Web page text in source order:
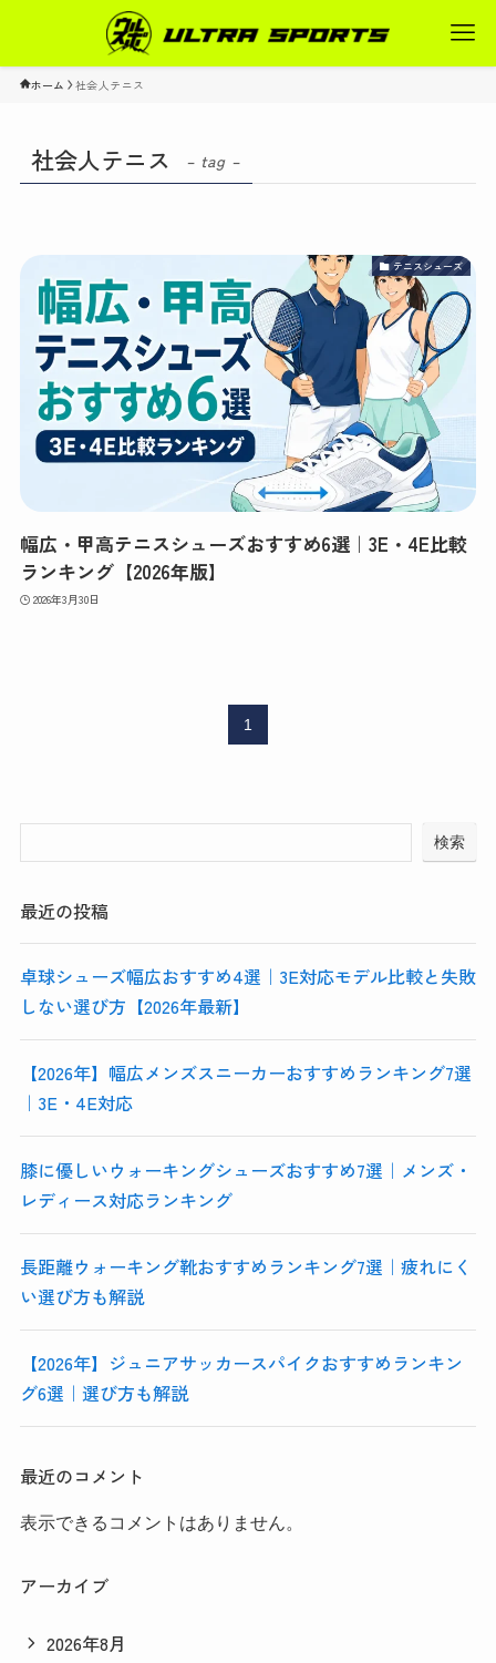
ホーム 社会人テニス
社会人テニス – tag –
テニスシューズ
幅広・甲高テニスシューズおすすめ6選｜3E・4E比較
ランキング【2026年版】
2026年3月30日
1
検索
最近の投稿
卓球シューズ幅広おすすめ4選｜3E対応モデル比較と失敗
しない選び方【2026年最新】
【2026年】幅広メンズスニーカーおすすめランキング7選
｜3E・4E対応
膝に優しいウォーキングシューズおすすめ7選｜メンズ・
レディース対応ランキング
長距離ウォーキング靴おすすめランキング7選｜疲れにく
い選び方も解説
【2026年】ジュニアサッカースパイクおすすめランキン
グ6選｜選び方も解説
最近のコメント
表示できるコメントはありません。
アーカイブ
2026年8月